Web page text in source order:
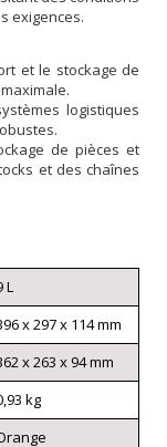
exigences.
et le stockage de
logistiques
de pièces et
et des chaînes
L
x 297 x 114 mm
x 263 x 94 mm
kg